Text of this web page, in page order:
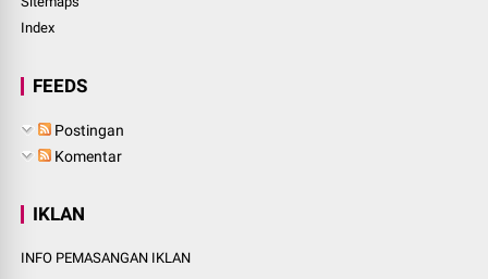
Index
FEEDS
Postingan
Komentar
IKLAN
INFO PEMASANGAN IKLAN